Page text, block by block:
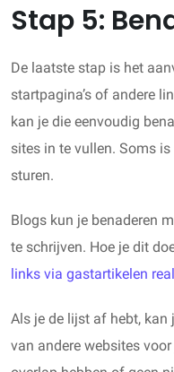
Stap 5:
De laatste stap is het
startpagina’s of andere
kan je die eenvoudig
sites in te vullen. Soms
sturen.
Blogs kun je benaderen
te schrijven. Hoe je dit
links via gastartikelen
Als je de lijst af hebt, kan
van andere websites